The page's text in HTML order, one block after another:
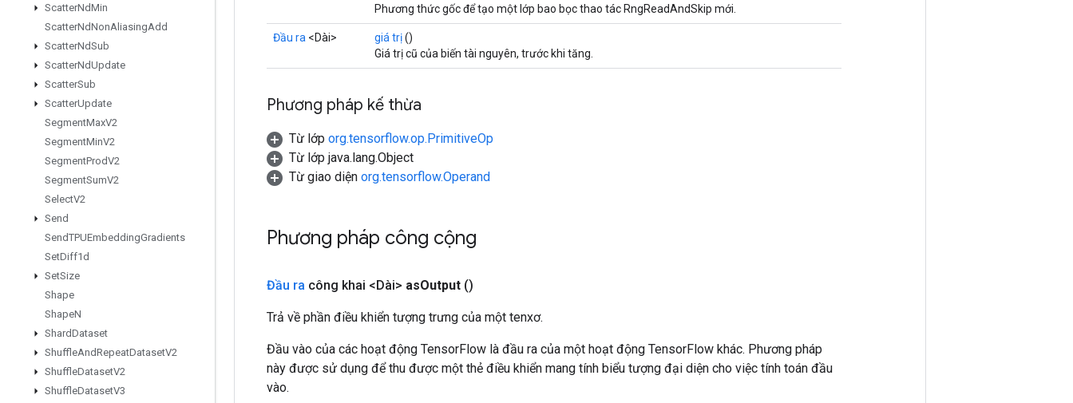
ScatterNdMin
ScatterNdNonAliasingAdd
ScatterNdSub
ScatterNdUpdate
ScatterSub
ScatterUpdate
SegmentMaxV2
SegmentMinV2
SegmentProdV2
SegmentSumV2
SelectV2
Send
SendTPUEmbeddingGradients
SetDiff1d
SetSize
Shape
ShapeN
ShardDataset
ShuffleAndRepeatDatasetV2
ShuffleDatasetV2
ShuffleDatasetV3
Phương thức gốc để tạo một lớp bao bọc thao tác RngReadAndSkip mới.
Đầu ra <Dài> giá trị()
Giá trị cũ của biến tài nguyên, trước khi tăng.
Phương pháp kế thừa
Từ lớp org.tensorflow.op.PrimitiveOp
Từ lớp java.lang.Object
Từ giao diện org.tensorflow.Operand
Phương pháp công cộng
Đầu ra công khai <Dài> asOutput ()
Trả về phần điều khiển tượng trưng của một tenxơ.
Đầu vào của các hoạt động TensorFlow là đầu ra của một hoạt động TensorFlow khác. Phương pháp
này được sử dụng để thu được một thẻ điều khiển mang tính biểu tượng đại diện cho việc tính toán đầu
vào.